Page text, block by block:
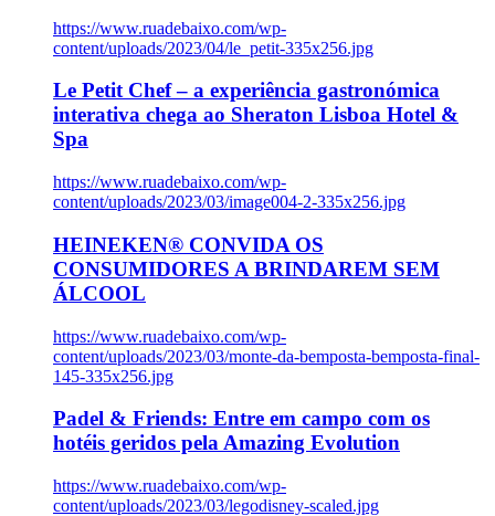
https://www.ruadebaixo.com/wp-
content/uploads/2023/04/le_petit-335x256.jpg
Le Petit Chef – a experiência gastronómica
interativa chega ao Sheraton Lisboa Hotel &
Spa
https://www.ruadebaixo.com/wp-
content/uploads/2023/03/image004-2-335x256.jpg
HEINEKEN® CONVIDA OS
CONSUMIDORES A BRINDAREM SEM
ÁLCOOL
https://www.ruadebaixo.com/wp-
content/uploads/2023/03/monte-da-bemposta-bemposta-final-
145-335x256.jpg
Padel & Friends: Entre em campo com os
hotéis geridos pela Amazing Evolution
https://www.ruadebaixo.com/wp-
content/uploads/2023/03/legodisney-scaled.jpg